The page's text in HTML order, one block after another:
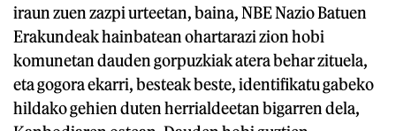
iraun zuen zazpi urteetan, baina, NBE Nazio Batuen
Erakundeak hainbatean ohartarazi zion hobi
komunetan dauden gorpuzkiak atera behar zituela,
eta gogora ekarri, besteak beste, identifikatu gabeko
hildako gehien duten herrialdeetan bigarren dela,